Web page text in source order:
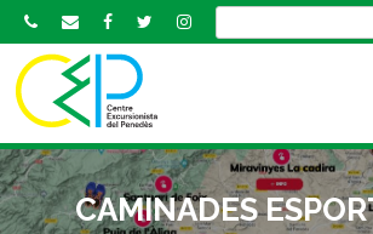
k
o
c
o
CAMINADES